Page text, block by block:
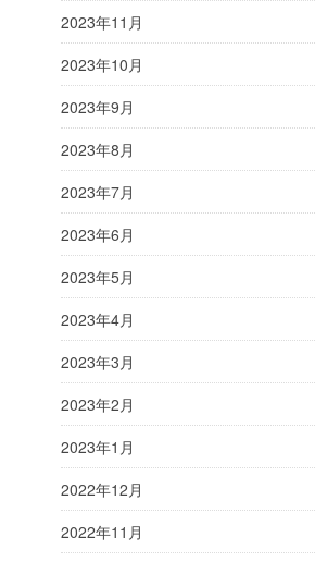
2023年11月
2023年10月
2023年9月
2023年8月
2023年7月
2023年6月
2023年5月
2023年4月
2023年3月
2023年2月
2023年1月
2022年12月
2022年11月